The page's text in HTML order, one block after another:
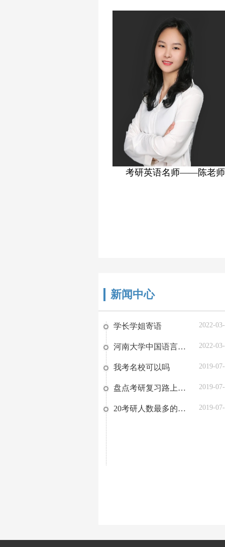
考研政治名师——高老师
新闻中心
2022-
学长学姐寄语
2022-
河南大学中国语言文学复习方略
2019-
我考名校可以吗
2019-
盘点考研复习路上的那些阻碍，你有吗？
2019-
20考研人数最多的省份TOP9